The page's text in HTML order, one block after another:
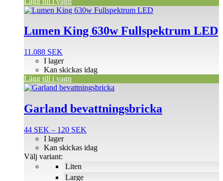
Lumen King 630w Fullspektrum LED
11.088 SEK
I lager
Kan skickas idag
Lägg till i vagn
Garland bevattningsbricka
44 SEK – 120 SEK
till
Liten
Large
I lager
Kan skickas idag
Välj variant:
Den
produkten
har
varianter.
olika
alternativen